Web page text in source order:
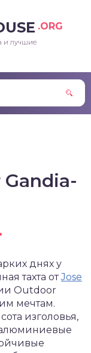
.ORG
и лучшие
Gandia-
днях у
тахта отJose
Outdoor
мечтам.
изголовья,